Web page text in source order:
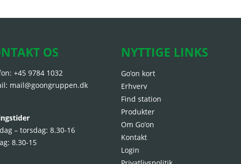
OS
+45 9784 1032
mail@goongruppen.dk
– torsdag: 8.30-16
8.30-15
NYTTIGE LINKS
Go’on kort
Erhverv
Find station
Produkter
Om Go’on
Kontakt
Login